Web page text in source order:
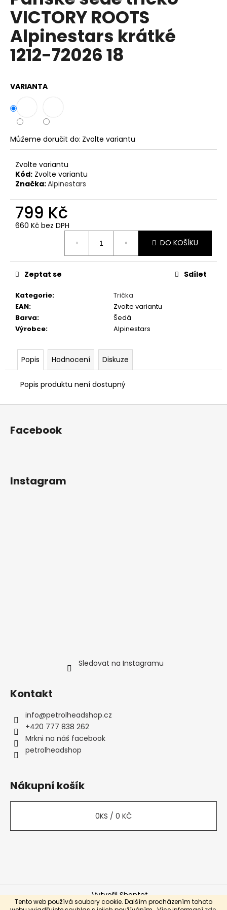
Tento web používá soubory cookie. Dalším procházením tohoto
0,0
z
5
hvězdiček.
VICTORY ROOTS
Alpinestars krátké
1212-72026 18
VARIANTA
Můžeme doručit do: Zvolte variantu
Zvolte variantu
Kód: Zvolte variantu
Značka:Alpinestars
799 Kč
660 Kč bez DPH
DO KOŠÍKU
Kategorie:
Trička
EAN:
Zvolte variantu
Barva:
Šedá
Výrobce: Alpinestars
Zeptat se Sdílet
Popis Hodnocení Diskuze
Popis produktu není dostupný
a
j
í
t
?
D
o
p
o
č
e
m
PÁNSKÉ
BÍLÉ
TRIČKO
THE
SPEED
STORM
Kč
Z
Facebook
Instagram
Sledovat na Instagramu
Kontakt
info@petrolheadshop.cz
+420 777 838 262
Mrkni na náš facebook
petrolheadshop
Nákupní košík
0KS / 0 KČ
Vytvořil Shoptet